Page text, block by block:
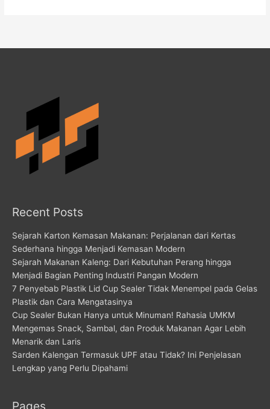
Recent Posts
Sejarah Karton Kemasan Makanan: Perjalanan dari Kertas
Sederhana hingga Menjadi Kemasan Modern
Sejarah Makanan Kaleng: Dari Kebutuhan Perang hingga
Menjadi Bagian Penting Industri Pangan Modern
7 Penyebab Plastik Lid Cup Sealer Tidak Menempel pada Gelas
Plastik dan Cara Mengatasinya
Cup Sealer Bukan Hanya untuk Minuman! Rahasia UMKM
Mengemas Snack, Sambal, dan Produk Makanan Agar Lebih
Menarik dan Laris
Sarden Kalengan Termasuk UPF atau Tidak? Ini Penjelasan
Lengkap yang Perlu Dipahami
Pages